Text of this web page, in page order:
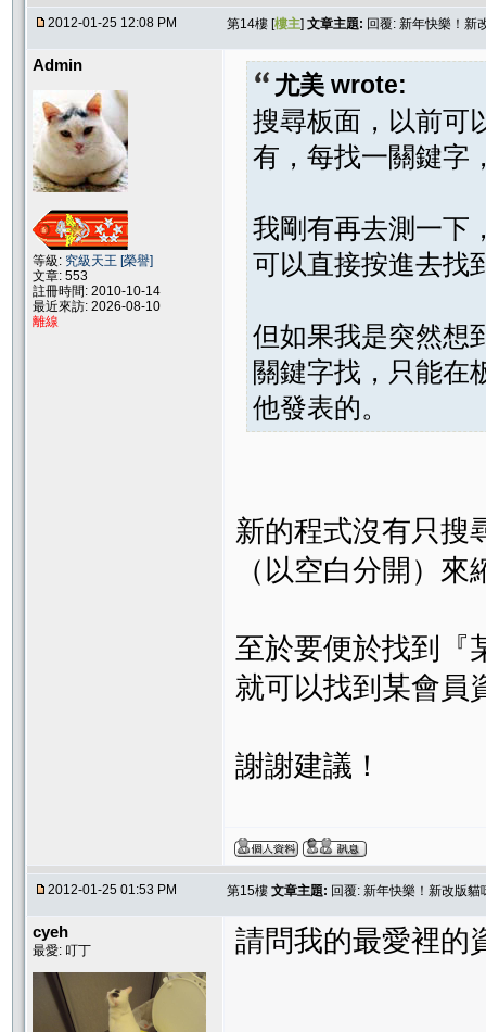
2012-01-25 12:08 PM 第14樓 [樓主] 文章主題: 回覆: 新年快樂！新
Admin
等級: 究級天王 [榮譽]
文章: 553
註冊時間: 2010-10-14
最近來訪: 2026-08-10
離線
尤美 wrote:
搜尋板面，以前可
有，每找一關鍵字
我剛有再去測一下
可以直接按進去找
但如果我是突然想
關鍵字找，只能在
他發表的。
新的程式沒有只搜
（以空白分開）來
至於要便於找到『
就可以找到某會員
謝謝建議！
2012-01-25 01:53 PM 第15樓 文章主題: 回覆: 新年快樂！新改版
cyeh
最愛: 叮丁 請問我的最愛裡的